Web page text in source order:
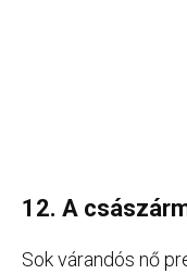
12. A
Sok várandós nő